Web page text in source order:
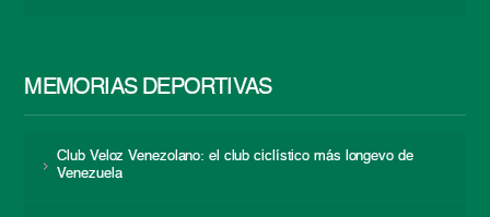
MEMORIAS DEPORTIVAS
Club Veloz Venezolano: el club ciclístico más longevo de
Venezuela